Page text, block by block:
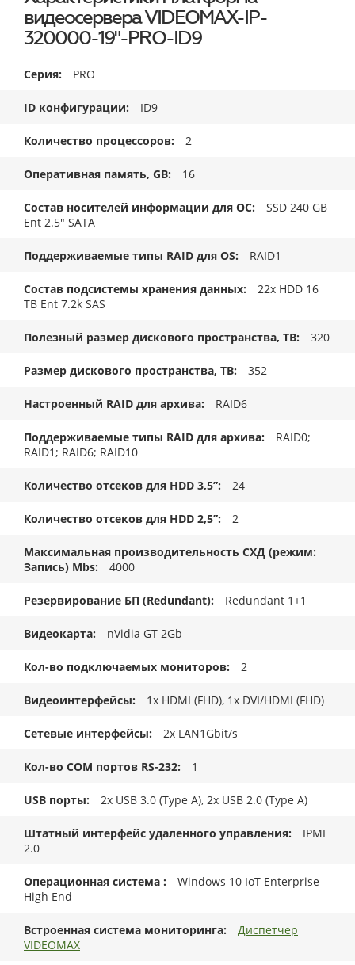
видеосервера VIDEOMAX-IP-
320000-19"-PRO-ID9
Серия PRO
ID конфигурации ID9
Количество процессоров 2
Оперативная память, GB 16
Состав носителей информации для ОС
SSD 240 GB
Ent 2.5" SATA
Поддерживаемые типы RAID для OS RAID1
Состав подсистемы хранения данных
22x HDD 16
TB Ent 7.2k SAS
Полезный размер дискового пространства, TB 320
Размер дискового пространства, ТB 352
Настроенный RAID для архива RAID6
Поддерживаемые типы RAID для архива
RAID0;
RAID1; RAID6; RAID10
Количество отсеков для HDD 3,5” 24
Количество отсеков для HDD 2,5” 2
Максимальная производительность СХД (режим:
Запись) Mbs
4000
Резервирование БП (Redundant) Redundant 1+1
Видеокарта nVidia GT 2Gb
Кол-во подключаемых мониторов 2
Видеоинтерфейсы 1x HDMI (FHD), 1x DVI/HDMI (FHD)
Сетевые интерфейсы 2x LAN1Gbit/s
Кол-во COM портов RS-232 1
USB порты 2x USB 3.0 (Type A), 2x USB 2.0 (Type A)
Штатный интерфейс удаленного управления
IPMI
2.0
Операционная система
Windows 10 IoT Enterprise
High End
Встроенная система мониторинга
Диспетчер
VIDEOMAX